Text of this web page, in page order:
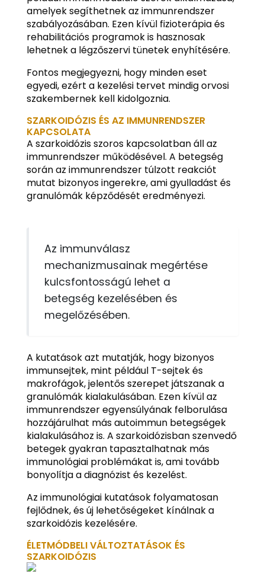
amelyek segíthetnek az immunrendszer
szabályozásában. Ezen kívül fizioterápia és
rehabilitációs programok is hasznosak
lehetnek a légzőszervi tünetek enyhítésére.
Fontos megjegyezni, hogy minden eset
egyedi, ezért a kezelési tervet mindig orvosi
szakembernek kell kidolgoznia.
SZARKOIDÓZIS ÉS AZ IMMUNRENDSZER
KAPCSOLATA
A szarkoidózis szoros kapcsolatban áll az
immunrendszer működésével. A betegség
során az immunrendszer túlzott reakciót
mutat bizonyos ingerekre, ami gyulladást és
granulómák képződését eredményezi.
Az immunválasz
mechanizmusainak megértése
kulcsfontosságú lehet a
betegség kezelésében és
megelőzésében.
A kutatások azt mutatják, hogy bizonyos
immunsejtek, mint például T-sejtek és
makrofágok, jelentős szerepet játszanak a
granulómák kialakulásában. Ezen kívül az
immunrendszer egyensúlyának felborulása
hozzájárulhat más autoimmun betegségek
kialakulásához is. A szarkoidózisban szenvedő
betegek gyakran tapasztalhatnak más
immunológiai problémákat is, ami tovább
bonyolítja a diagnózist és kezelést.
Az immunológiai kutatások folyamatosan
fejlődnek, és új lehetőségeket kínálnak a
szarkoidózis kezelésére.
ÉLETMÓDBELI VÁLTOZTATÁSOK ÉS
SZARKOIDÓZIS